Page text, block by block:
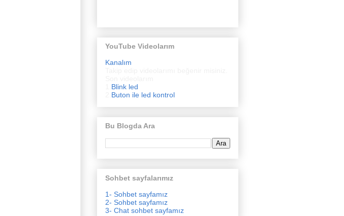
YouTube Videolarım
Kanalım
Blink led
Buton ile led kontrol
Bu Blogda Ara
Sohbet sayfalarımız
1- Sohbet sayfamız
2- Sohbet sayfamız
3- Chat sohbet sayfamız